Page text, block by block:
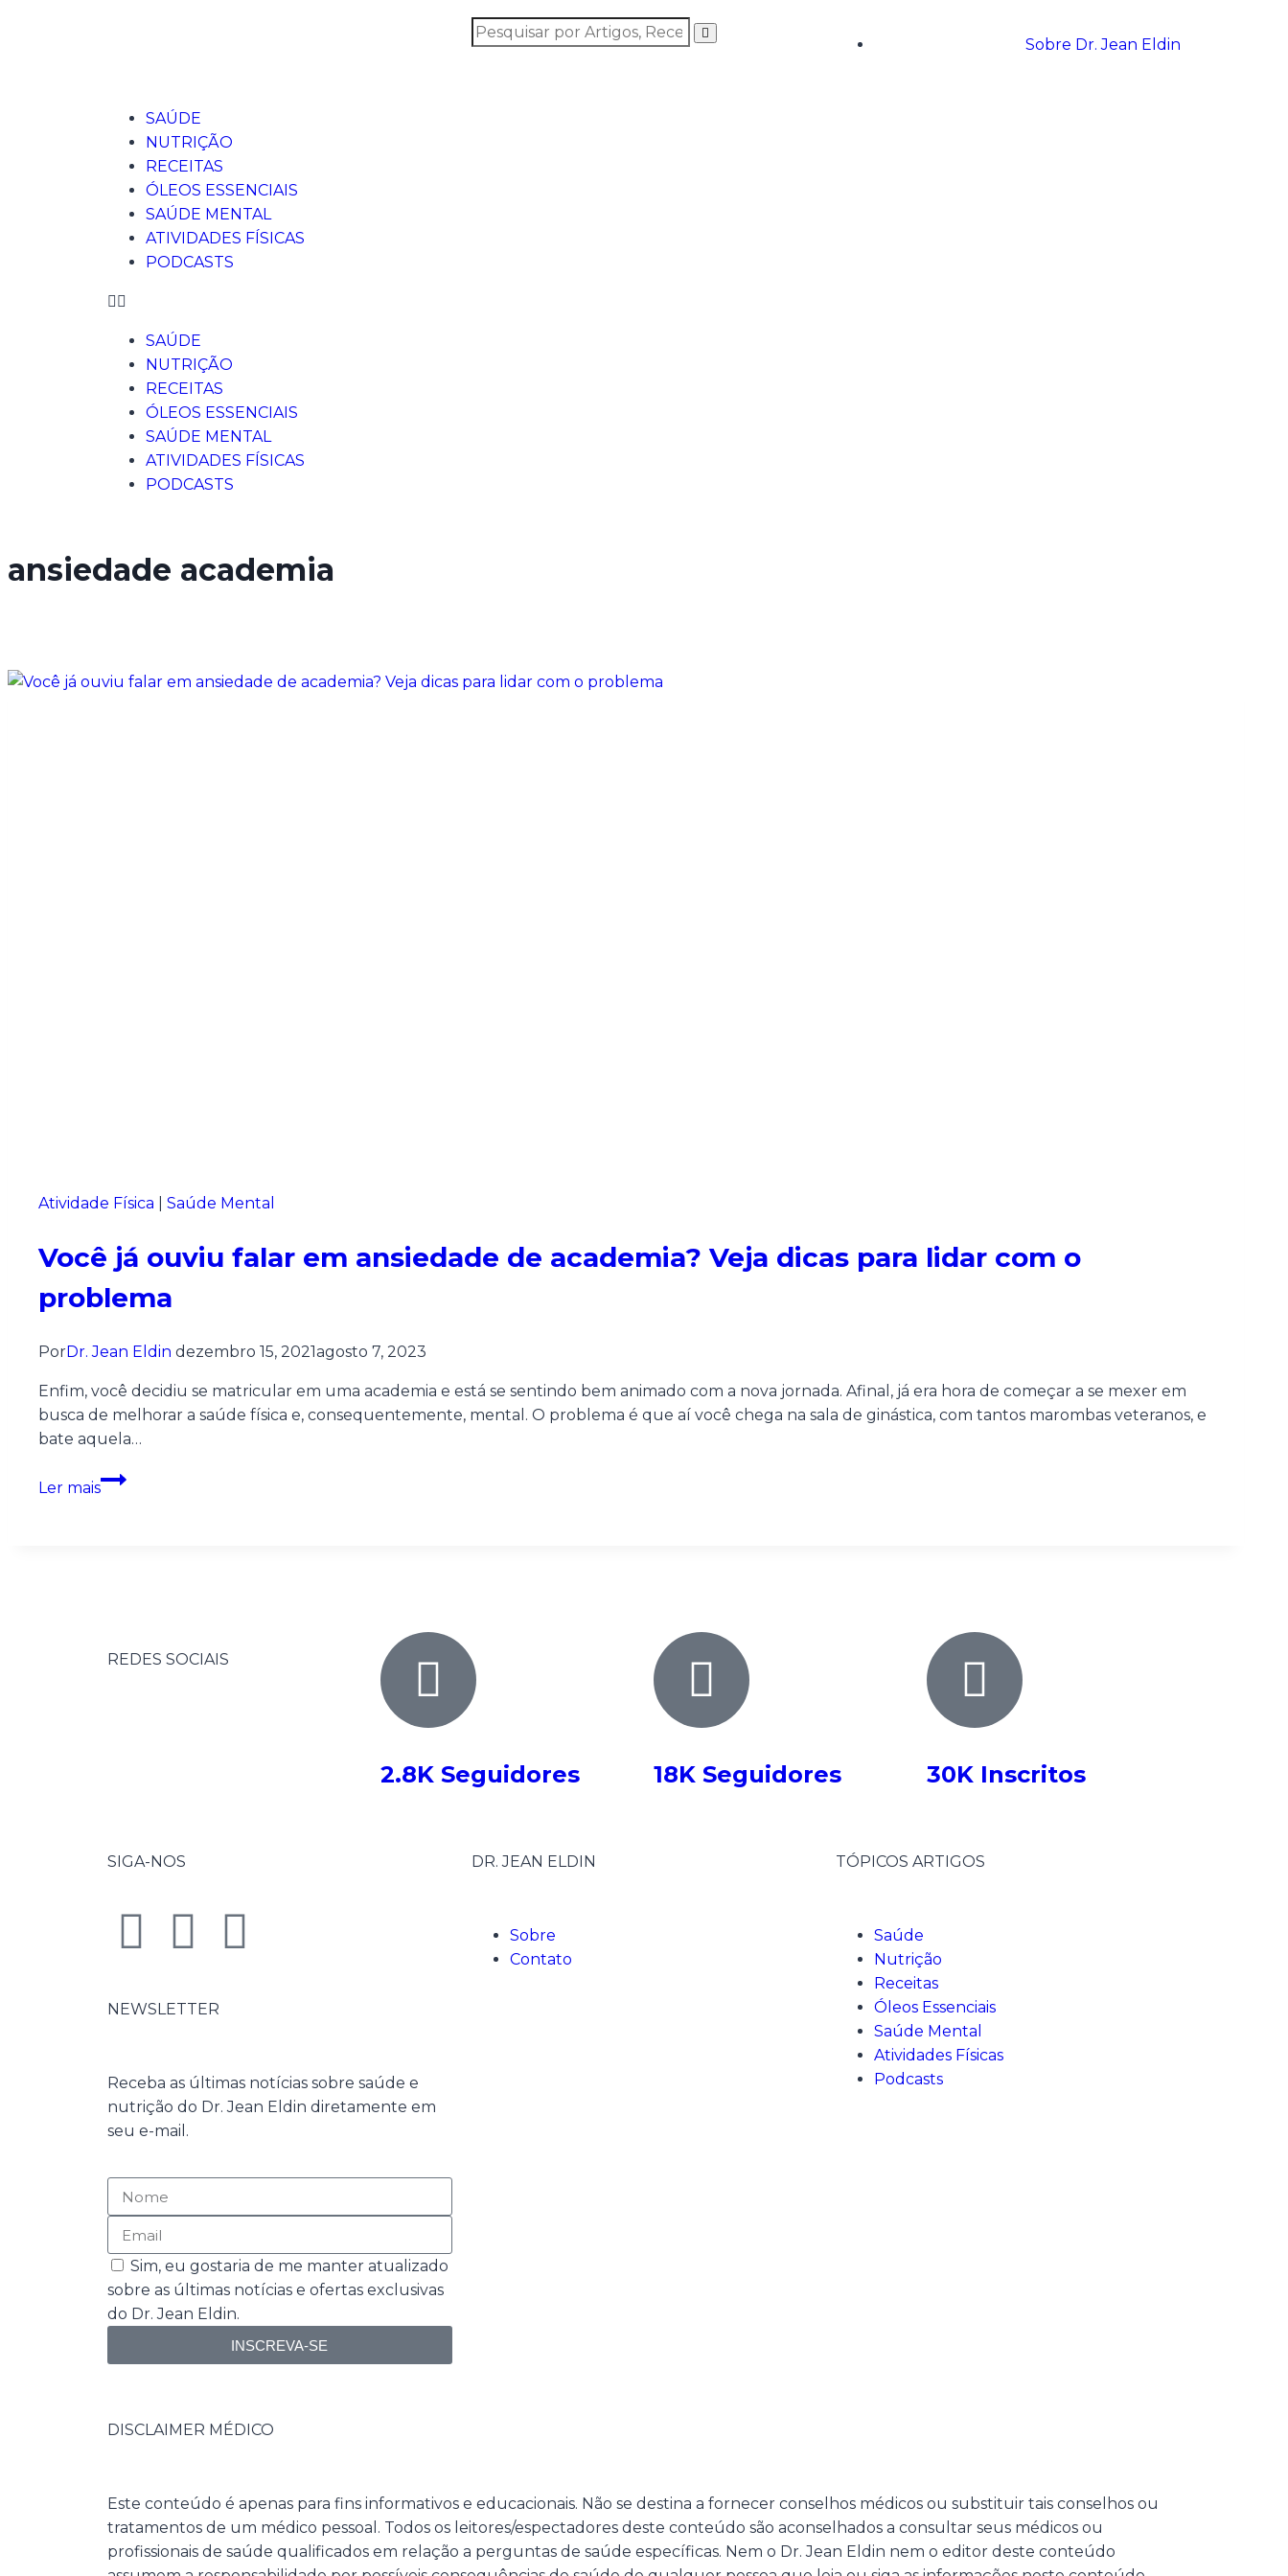
Sobre Dr. Jean Eldin
SAÚDE
NUTRIÇÃO
RECEITAS
ÓLEOS ESSENCIAIS
SAÚDE MENTAL
ATIVIDADES FÍSICAS
PODCASTS
SAÚDE
NUTRIÇÃO
RECEITAS
ÓLEOS ESSENCIAIS
SAÚDE MENTAL
ATIVIDADES FÍSICAS
PODCASTS
ansiedade academia
Atividade Física Saúde Mental
Você já ouviu falar em ansiedade de academia? Veja dicas para lidar com o
problema
PorDr. Jean Eldin dezembro 15, 2021agosto 7, 2023
Enfim, você decidiu se matricular em uma academia e está se sentindo bem animado com a nova jornada. Afinal, já era hora de começar a se mexer em
busca de melhorar a saúde física e, consequentemente, mental. O problema é que aí você chega na sala de ginástica, com tantos marombas veteranos, e
bate aquela…
Ler mais
REDES SOCIAIS
2.8K Seguidores 18K Seguidores 30K Inscritos
SIGA-NOS
NEWSLETTER
Receba as últimas notícias sobre saúde e
nutrição do Dr. Jean Eldin diretamente em
seu e-mail.
Sim, eu gostaria de me manter atualizado
sobre as últimas notícias e ofertas exclusivas
do Dr. Jean Eldin.
INSCREVA-SE
DR. JEAN ELDIN
Sobre
Contato
TÓPICOS ARTIGOS
Saúde
Nutrição
Receitas
Óleos Essenciais
Saúde Mental
Atividades Físicas
Podcasts
DISCLAIMER MÉDICO
Este conteúdo é apenas para fins informativos e educacionais. Não se destina a fornecer conselhos médicos ou substituir tais conselhos ou
tratamentos de um médico pessoal. Todos os leitores/espectadores deste conteúdo são aconselhados a consultar seus médicos ou
profissionais de saúde qualificados em relação a perguntas de saúde específicas. Nem o Dr. Jean Eldin nem o editor deste conteúdo